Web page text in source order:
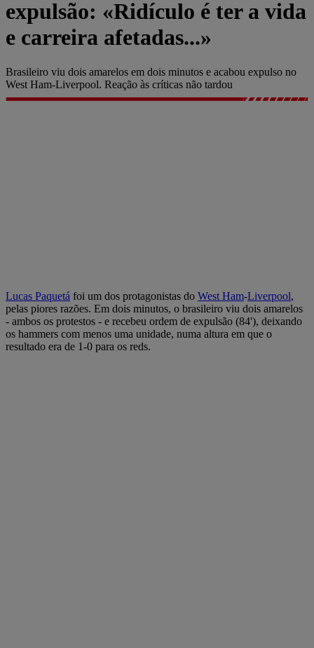
expulsão: «Ridículo é ter a vida
e carreira afetadas...»
Brasileiro viu dois amarelos em dois minutos e acabou expulso no
West Ham-Liverpool. Reação às críticas não tardou
Lucas Paquetá foi um dos protagonistas do West Ham-Liverpool,
pelas piores razões. Em dois minutos, o brasileiro viu dois amarelos
- ambos os protestos - e recebeu ordem de expulsão (84'), deixando
os hammers com menos uma unidade, numa altura em que o
resultado era de 1-0 para os reds.